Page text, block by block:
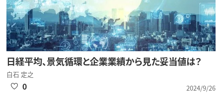
日経平均、景気循環と企業業績から見た妥当値は？
白石 定之
2024/9/26
0